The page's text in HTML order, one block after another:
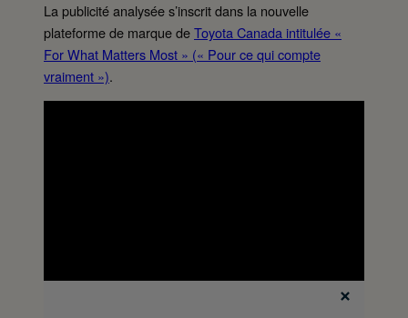
La publicité analysée s’inscrit dans la nouvelle
plateforme de marque deToyota Canada intitulée «
For What Matters Most » (« Pour ce qui compte
vraiment »).